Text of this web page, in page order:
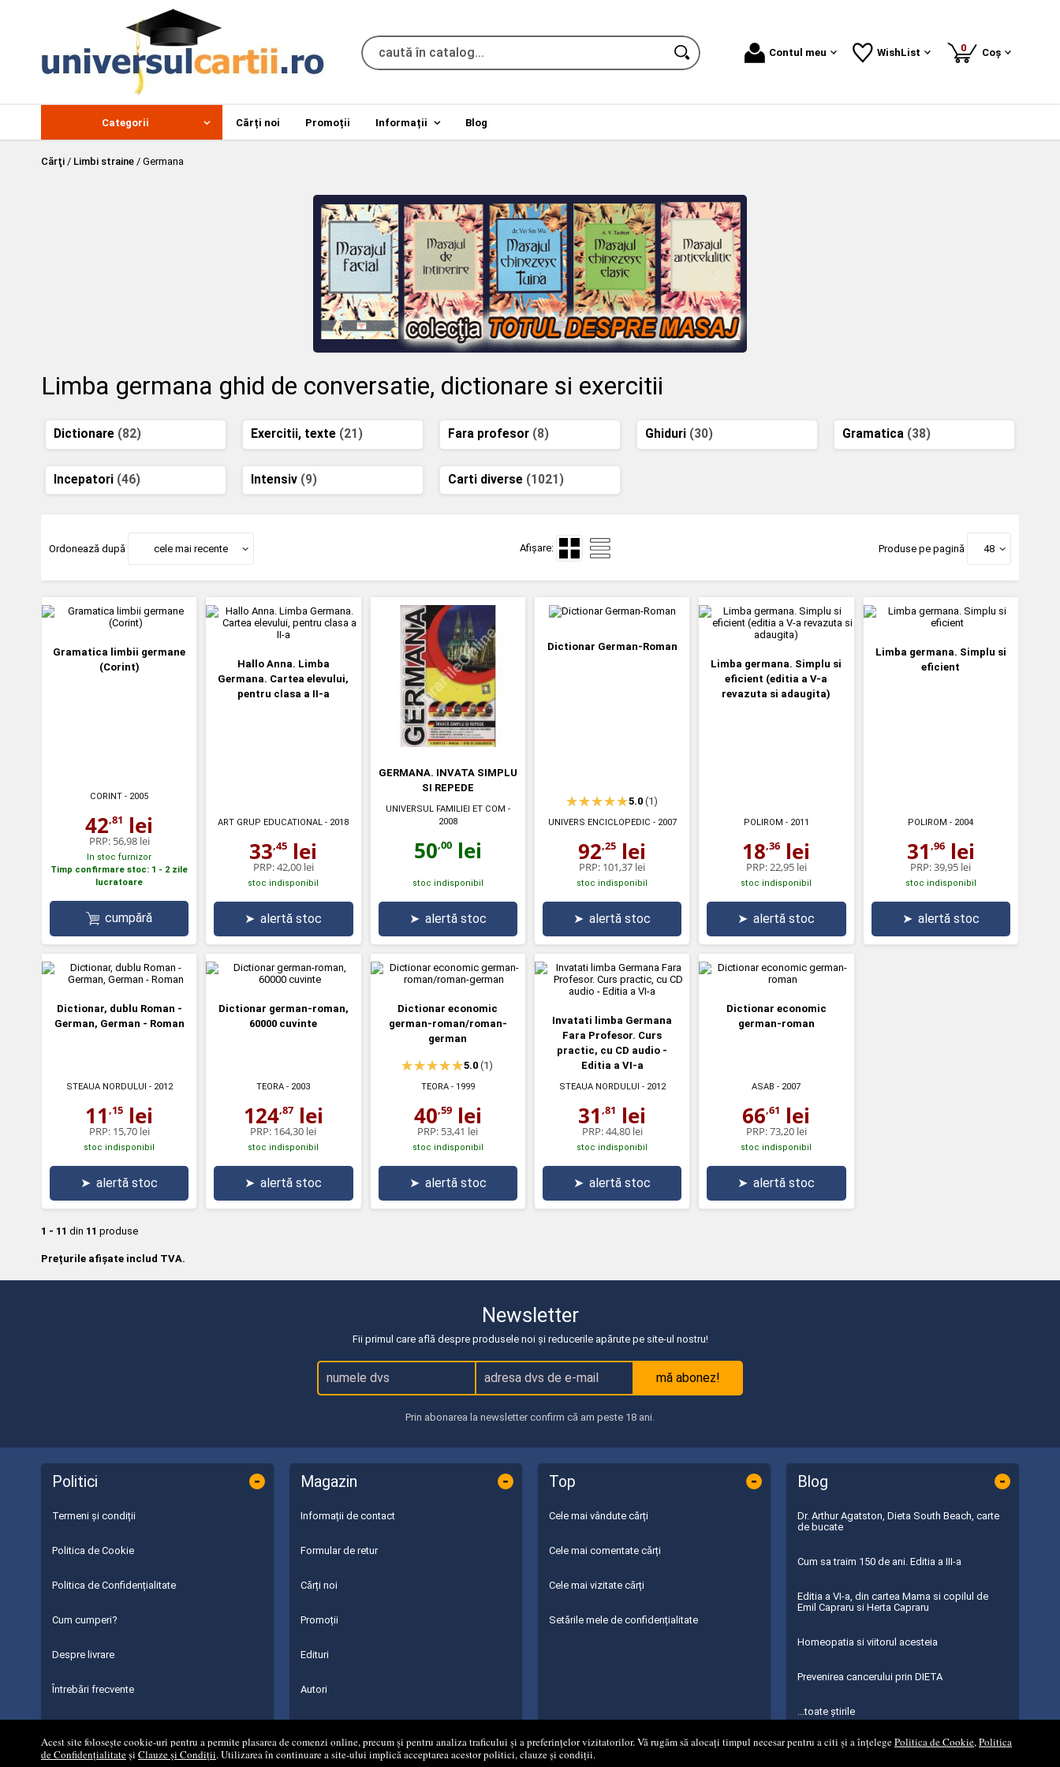
Acest site folosește cookie-uri pentru a permite plasarea de comenzi online, precum și pentru analiza traficului și a preferințelor vizitatorilor. Vă rugăm să alocați timpul necesar pentru a citi și a înțelegePolitica de Cookie,Politica
de Confidențialitateși Clauze și Condiții. Utilizarea în continuare a site-ului implică acceptarea acestor politici, clauze și condiții.
Contul meu WishList 0produse
Coș
Categorii Cărți noi Promoții Informații Blog
Cărţi / Limbi straine / Germana
Limba germana ghid de conversatie, dictionare si exercitii
Dictionare (82) Exercitii, texte (21) Fara profesor (8) Ghiduri (30) Gramatica (38)
Incepatori (46) Intensiv (9) Carti diverse (1021)
Ordonează după cele mai recente Afișare: Produse pe pagină 48
Gramatica limbii germane
(Corint)
CORINT - 2005
42,81 lei
PRP: 56,98 lei
In stoc furnizor
Timp confirmare stoc: 1 - 2 zile
lucratoare
cumpără
Hallo Anna. Limba
Germana. Cartea elevului,
pentru clasa a II-a
ART GRUP EDUCATIONAL - 2018
33,45 lei
PRP:42,00 lei
stoc indisponibil
➤ alertă stoc
GERMANA. INVATA SIMPLU
SI REPEDE
UNIVERSUL FAMILIEI ET COM -
2008
50,00lei
stoc indisponibil
➤ alertă stoc
Dictionar German-Roman
5.0(1)
UNIVERS ENCICLOPEDIC - 2007
92,25 lei
PRP: 101,37 lei
stoc indisponibil
➤ alertă stoc
Limba germana. Simplu si
eficient (editia a V-a
revazuta si adaugita)
POLIROM - 2011
18,36 lei
PRP: 22,95 lei
stoc indisponibil
➤ alertă stoc
Limba germana. Simplu si
eficient
POLIROM - 2004
31 ,96lei
PRP:39,95 lei
stoc indisponibil
➤ alertă stoc
Dictionar, dublu Roman -
German, German - Roman
STEAUA NORDULUI - 2012
11,15 lei
PRP: 15,70 lei
stoc indisponibil
➤ alertă stoc
Dictionar german-roman,
60000 cuvinte
TEORA - 2003
124,87lei
PRP: 164,30 lei
stoc indisponibil
➤ alertă stoc
Dictionar economic
german-roman/roman-
german
5.0 (1)
TEORA- 1999
40,59lei
PRP: 53,41 lei
stoc indisponibil
➤ alertă stoc
Invatati limba Germana
Fara Profesor. Curs
practic, cu CD audio -
Editia a VI-a
STEAUA NORDULUI - 2012
31,81 lei
PRP:44,80 lei
stoc indisponibil
➤ alertă stoc
Dictionar economic
german-roman
ASAB - 2007
66,61 lei
PRP:73,20 lei
stoc indisponibil
➤ alertă stoc
1 - 11 din 11 produse
Prețurile afișate includ TVA.
Newsletter
Fii primul care află despre produsele noi și reducerile apărute pe site-ul nostru!
mă abonez!
Prin abonarea la newsletter confirm că am peste 18 ani.
Politici -
Termeni și condiții
Politica de Cookie
Politica de Confidențialitate
Cum cumperi?
Despre livrare
Întrebări frecvente
Magazin -
Informații de contact
Formular de retur
Cărți noi
Promoții
Edituri
Autori
Parteneri
Top -
Cele mai vândute cărți
Cele mai comentate cărți
Cele mai vizitate cărți
Setările mele de confidențialitate
Blog -
Dr. Arthur Agatston, Dieta South Beach, carte
de bucate
Cum sa traim 150 de ani. Editia a III-a
Editia a VI-a, din cartea Mama si copilul de
Emil Capraru si Herta Capraru
Homeopatia si viitorul acesteia
Prevenirea cancerului prin DIETA
...toate știrile
© 2008 - 2026 S.C. MG NET DISTRIBUTION S.R.L. Magazin online